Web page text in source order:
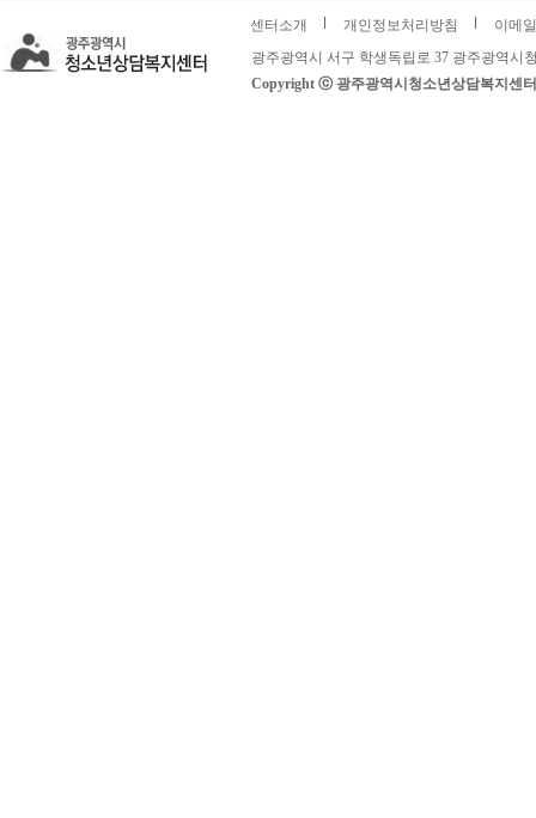
센터소개 개인정보처리방침
이메
광주광역시 서구 학생독립로 37 광주광역시
Copyright ⓒ 광주광역시청소년상담복지센